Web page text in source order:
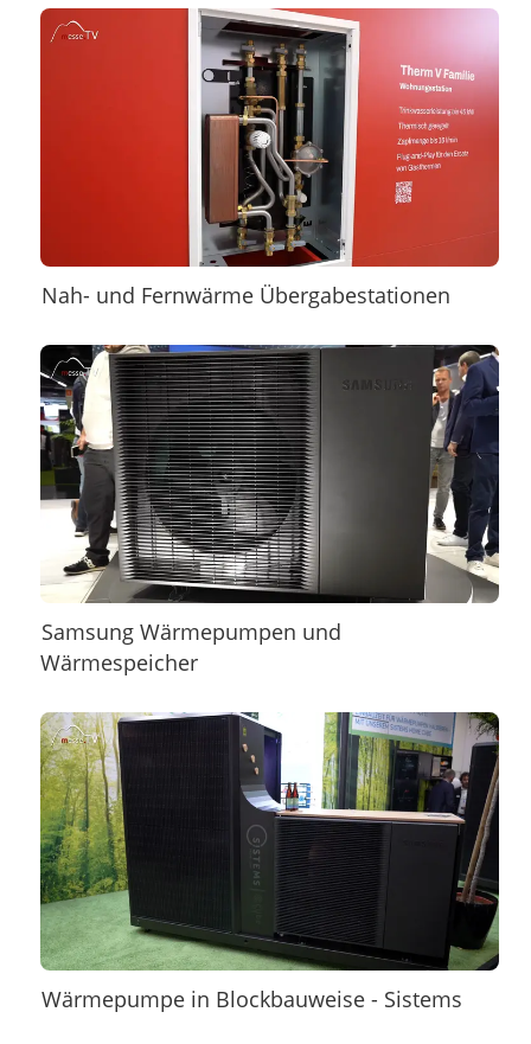
Nah- und Fernwärme Übergabestationen
Samsung Wärmepumpen und
Wärmespeicher
Wärmepumpe in Blockbauweise - Sistems